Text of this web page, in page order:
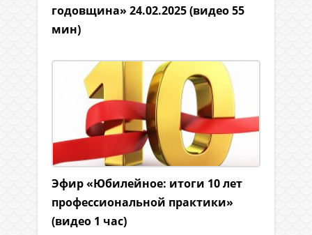
годовщина» 24.02.2025 (видео 55
мин)
Эфир «Юбилейное: итоги 10 лет
профессиональной практики»
(видео 1 час)